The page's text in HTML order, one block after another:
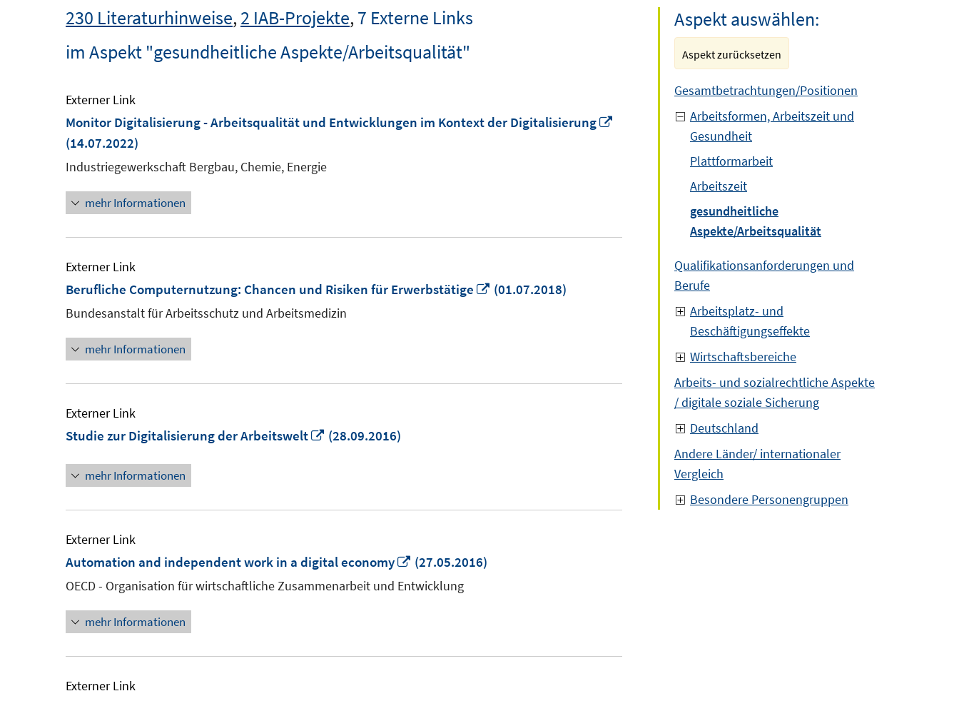
230 Literaturhinweise,2 IAB-Projekte,7 Externe Links
im Aspekt "gesundheitliche Aspekte/Arbeitsqualität"
Externer Link
Monitor Digitalisierung - Arbeitsqualität und Entwicklungen im Kontext der Digitalisierung
(14.07.2022)
Industriegewerkschaft Bergbau, Chemie, Energie
mehr Informationen
Externer Link
Berufliche Computernutzung: Chancen und Risiken für Erwerbstätige
In
(01.07.2018)
Bundesanstalt für Arbeitsschutz und Arbeitsmedizin
mehr Informationen
Externer Link
Studie zur Digitalisierung der Arbeitswelt
In
(28.09.2016)
mehr Informationen
Externer Link
Automation and independent work in a digital economy
In
neuem
(27.05.2016)
OECD - Organisation für wirtschaftliche Zusammenarbeit und Entwicklung
mehr Informationen
Externer Link
Aspekt auswählen:
Aspekt zurücksetzen
Gesamtbetrachtungen/Positionen
Arbeitsformen, Arbeitszeit und
Gesundheit
Plattformarbeit
Arbeitszeit
gesundheitliche
Aspekte/Arbeitsqualität
Qualifikationsanforderungen und
Berufe
Arbeitsplatz- und
Beschäftigungseffekte
Wirtschaftsbereiche
Arbeits- und sozialrechtliche Aspekte
/ digitale soziale Sicherung
Deutschland
Andere Länder/ internationaler
Vergleich
Besondere Personengruppen